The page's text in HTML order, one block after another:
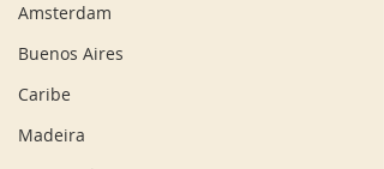
Amsterdam
Buenos Aires
Caribe
Madeira